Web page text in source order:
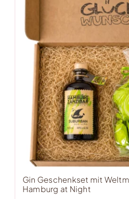
Gin Geschenkset mit
Hamburg at Night